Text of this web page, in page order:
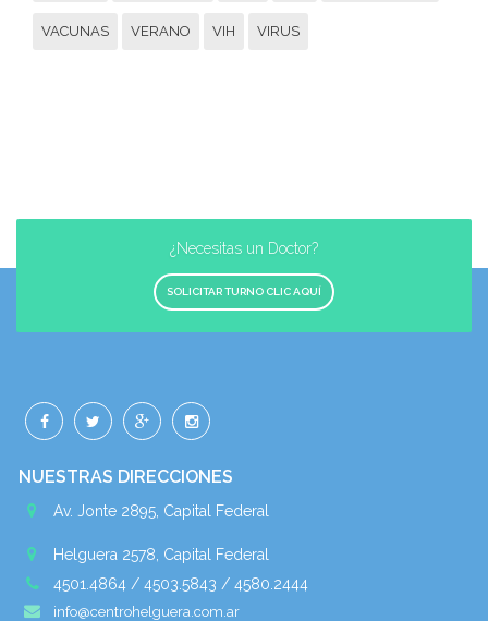
VACUNAS VERANO VIH VIRUS
¿Necesitas un Doctor?
SOLICITAR TURNO CLIC AQUÍ
NUESTRAS DIRECCIONES
Av. Jonte 2895, Capital Federal
Helguera 2578, Capital Federal
4501.4864 / 4503.5843 / 4580.2444
info@centrohelguera.com.ar